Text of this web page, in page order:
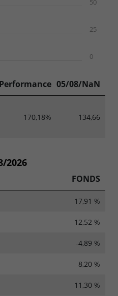
0
25
50
Performance 05/08/NaN
170,18% 134,66
2026
FONDS
17,91 %
12,52 %
-4,89 %
8,20 %
11,30 %